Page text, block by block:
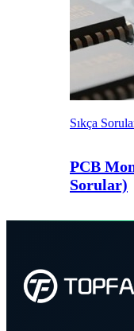
Sıkça
PCB
Sorular)